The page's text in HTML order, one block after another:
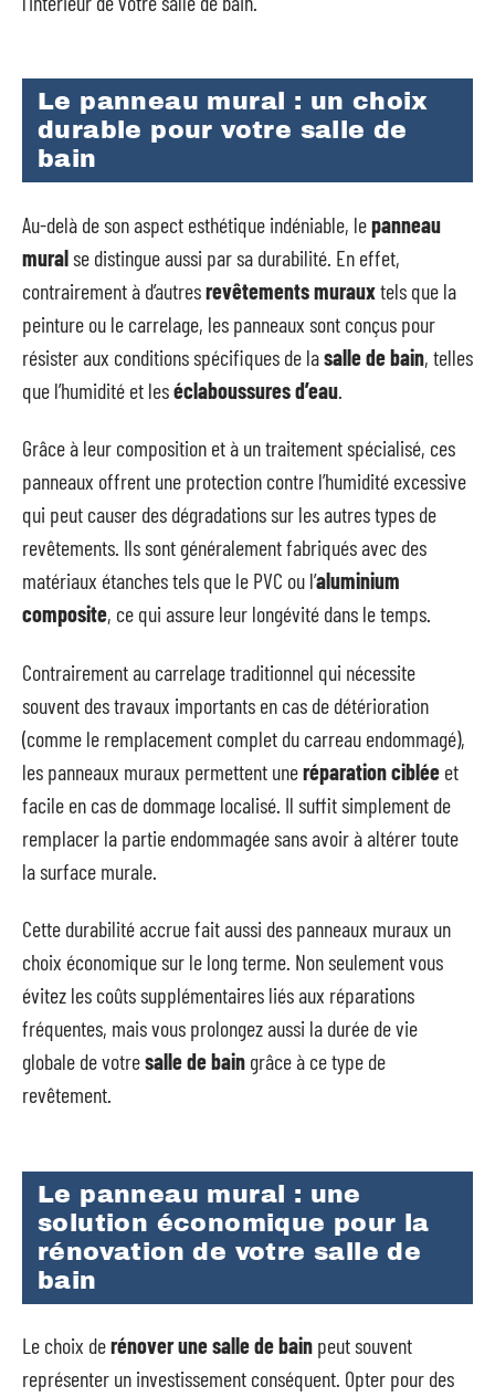
Le panneau mural : un choix
durable pour votre salle de
bain
Au-delà de son aspect esthétique indéniable, lepanneau
muralse distingue aussi par sa durabilité. En effet,
contrairement à d’autresrevêtements murauxtels que la
peinture ou le carrelage, les panneaux sont conçus pour
résister aux conditions spécifiques de lasalle de bain, telles
que l’humidité et leséclaboussures d’eau
Grâce à leur composition et à un traitement spécialisé, ces
panneaux offrent une protection contre l’humidité excessive
qui peut causer des dégradations sur les autres types de
revêtements. Ils sont généralement fabriqués avec des
matériaux étanches tels que le PVC ou l’aluminium
composite, ce qui assure leur longévité dans le temps.
Contrairement au carrelage traditionnel qui nécessite
souvent des travaux importants en cas de détérioration
(comme le remplacement complet du carreau endommagé),
les panneaux muraux permettent uneréparation ciblée et
facile en cas de dommage localisé. Il suffit simplement de
remplacer la partie endommagée sans avoir à altérer toute
la surface murale.
Cette durabilité accrue fait aussi des panneaux muraux un
choix économique sur le long terme. Non seulement vous
évitez les coûts supplémentaires liés aux réparations
fréquentes, mais vous prolongez aussi la durée de vie
globale de votresalle de bain grâce à ce type de
revêtement.
Le panneau mural : une
solution économique pour la
rénovation de votre salle de
bain
Le choix derénover une salle de bain peut souvent
représenter un investissement conséquent. Opter pour des